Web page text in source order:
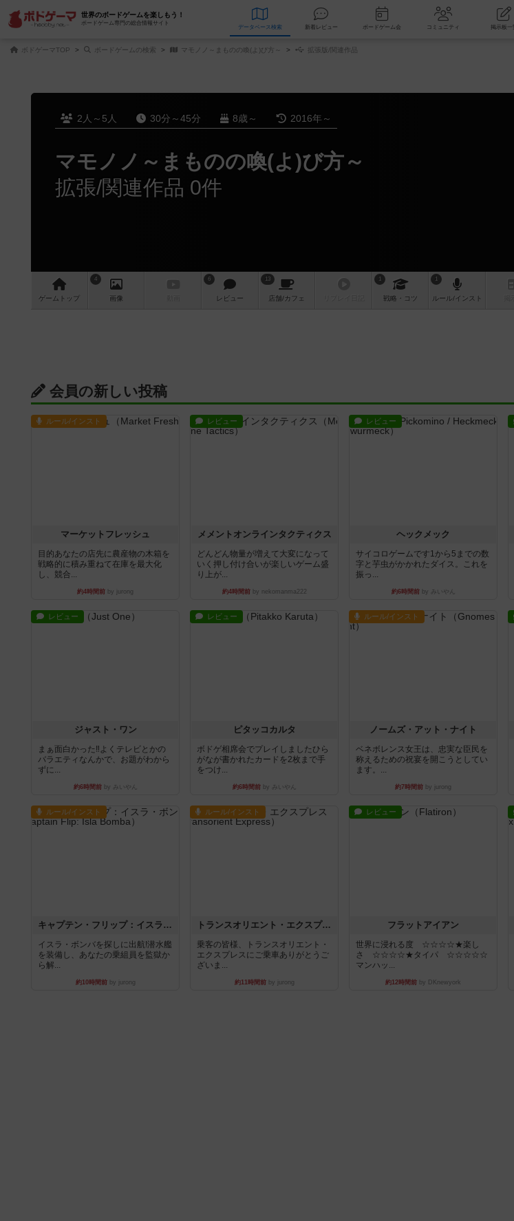
世界のボードゲームを楽しもう！
ボードゲーム専門の総合情報サイト
データベース 検索 新着レビュー ボードゲーム会 コミュニティ
ボドゲーマTOP ボードゲームの検索 マモノノ～まものの喚(よ)び方～ 拡張版/関連作品
2人～5人 30分～45分 8歳～ 2016年～
マモノノ～まものの喚(よ)び方～
拡張/関連作品 0件
ゲーム トップ
4
画像
6
レビュー
13
店舗/カフェ
1
戦略 ・コツ
1
ルール/インスト
会員の新しい投稿
ルール/インスト
マーケットフレッシュ
目的あなたの店先に農産物の木箱を
戦略的に積み重ねて在庫を最大化
し、競合...
約4時間前 by jurong
レビュー
メメントオンラインタクティクス
どんどん物量が増えて大変になって
いく押し付け合いが楽しいゲーム盛
り上が...
約4時間前by nekomanma222
レビュー
ヘックメック
サイコロゲームです1から5までの数
字と芋虫がかかれたダイス。これを
振っ...
約6時間前by みいやん
レビュー
ジャスト・ワン
まぁ面白かった‼️よくテレビとかの
バラエティなんかで、お題がわから
ずに...
約6時間前by みいやん
レビュー
ピタッコカルタ
ボドゲ相席会でプレイしましたひら
がなが書かれたカードを2枚まで手
をつけ...
約6時間前by みいやん
ルール/インスト
ノームズ・アット・ナイト
ベネボレンス女王は、忠実な臣民を
称えるための祝宴を開こうとしてい
ます。...
約7時間前 by jurong
ルール/インスト
キャプテン・フリップ：イスラ・ボンバ
イスラ・ボンバを探しに出航!潜水艦
を装備し、あなたの乗組員を監獄か
ら解...
約10時間前by jurong
ルール/インスト
トランスオリエント・エクスプレス
乗客の皆様、トランスオリエント・
エクスプレスにご乗車ありがとうご
ざいま...
約11時間前by jurong
レビュー
フラットアイアン
世界に浸れる度 ☆☆☆☆★楽し
さ ☆☆☆☆★タイパ ☆☆☆☆☆
マンハッ...
約12時間前 by DKnewyork